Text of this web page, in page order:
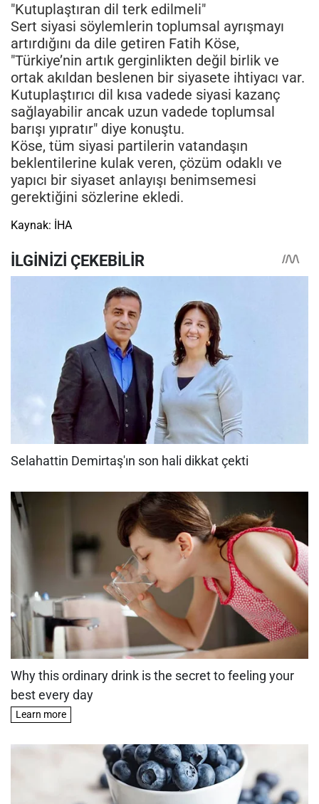
"Kutuplaştıran dil terk edilmeli"
Sert siyasi söylemlerin toplumsal ayrışmayı
artırdığını da dile getiren Fatih Köse,
"Türkiye’nin artık gerginlikten değil birlik ve
ortak akıldan beslenen bir siyasete ihtiyacı var.
Kutuplaştırıcı dil kısa vadede siyasi kazanç
sağlayabilir ancak uzun vadede toplumsal
barışı yıpratır" diye konuştu.
Köse, tüm siyasi partilerin vatandaşın
beklentilerine kulak veren, çözüm odaklı ve
yapıcı bir siyaset anlayışı benimsemesi
gerektiğini sözlerine ekledi.
Kaynak: İHA